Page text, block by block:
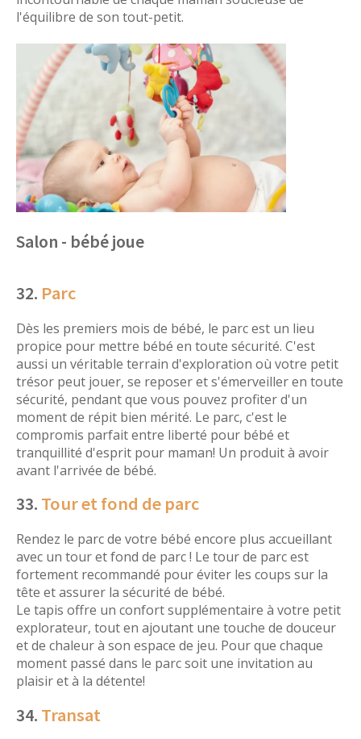
l'équilibre de son tout-petit.
Salon - bébé joue
32. Parc
Dès les premiers mois de bébé, le parc est un lieu
propice pour mettre bébé en toute sécurité. C'est
aussi un véritable terrain d'exploration où votre petit
trésor peut jouer, se reposer et s'émerveiller en toute
sécurité, pendant que vous pouvez profiter d'un
moment de répit bien mérité. Le parc, c'est le
compromis parfait entre liberté pour bébé et
tranquillité d'esprit pour maman! Un produit à avoir
avant l'arrivée de bébé.
33. Tour et fond de parc
Rendez le parc de votre bébé encore plus accueillant
avec un tour et fond de parc ! Le tour de parc est
fortement recommandé pour éviter les coups sur la
tête et assurer la sécurité de bébé.
Le tapis offre un confort supplémentaire à votre petit
explorateur, tout en ajoutant une touche de douceur
et de chaleur à son espace de jeu. Pour que chaque
moment passé dans le parc soit une invitation au
plaisir et à la détente!
34. Transat